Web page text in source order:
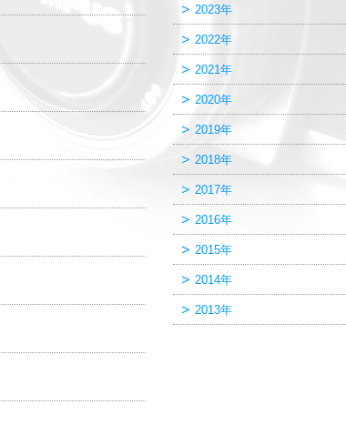
2023年
2022年
2021年
2020年
2019年
2018年
2017年
2016年
2015年
2014年
2013年